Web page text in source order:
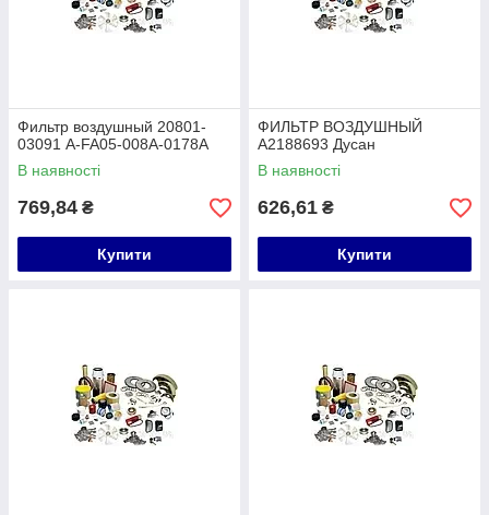
Фильтр воздушный 20801-
03091 A-FA05-008A-0178A
В наявності
769,84 ₴
Купити
ФИЛЬТР ВОЗДУШНЫЙ
A2188693 Дусан
В наявності
626,61 ₴
Купити